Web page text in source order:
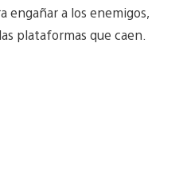
engañar a los enemigos,
plataformas que caen.